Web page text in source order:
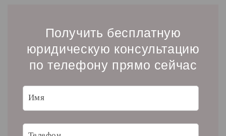
Получить бесплатную
юридическую консультацию
по телефону прямо сейчас